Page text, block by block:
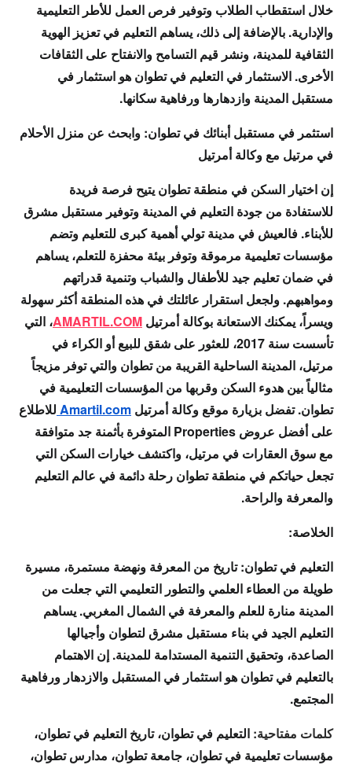
خلال استقطاب الطلاب وتوفير فرص العمل للأطر التعليمية
والإدارية. بالإضافة إلى ذلك، يساهم التعليم في تعزيز الهوية
الثقافية للمدينة، ونشر قيم التسامح والانفتاح على الثقافات
الأخرى. الاستثمار في التعليم في تطوان هو استثمار في
مستقبل المدينة وازدهارها ورفاهية سكانها.
استثمر في مستقبل أبنائك في تطوان: وابحث عن منزل الأحلام
في مرتيل مع وكالة أمرتيل
إن اختيار السكن في منطقة تطوان يتيح فرصة فريدة
للاستفادة من جودة التعليم في المدينة وتوفير مستقبل مشرق
للأبناء. فالعيش في مدينة تولي أهمية كبرى للتعليم وتضم
مؤسسات تعليمية مرموقة وتوفر بيئة محفزة للتعلم، يساهم
في ضمان تعليم جيد للأطفال والشباب وتنمية قدراتهم
ومواهبهم. ولجعل استقرار عائلتك في هذه المنطقة أكثر سهولة
ويسراً، يمكنك الاستعانة بوكالة أمرتيل AMARTIL.COM، التي
تأسست سنة 2017، للعثور على شقق للبيع أو الكراء في
مرتيل، المدينة الساحلية القريبة من تطوان والتي توفر مزيجاً
مثالياً بين هدوء السكن وقربها من المؤسسات التعليمية في
تطوان. تفضل بزيارة موقع وكالة أمرتيل Amartil.com للاطلاع
على أفضل عروض Properties المتوفرة بأثمنة جد متوافقة
مع سوق العقارات في مرتيل، واكتشف خيارات السكن التي
تجعل حياتكم في منطقة تطوان رحلة دائمة في عالم التعليم
والمعرفة والراحة.
الخلاصة:
التعليم في تطوان: تاريخ من المعرفة ونهضة مستمرة، مسيرة
طويلة من العطاء العلمي والتطور التعليمي التي جعلت من
المدينة منارة للعلم والمعرفة في الشمال المغربي. يساهم
التعليم الجيد في بناء مستقبل مشرق لتطوان وأجيالها
الصاعدة، وتحقيق التنمية المستدامة للمدينة. إن الاهتمام
بالتعليم في تطوان هو استثمار في المستقبل والازدهار ورفاهية
المجتمع.
كلمات مفتاحية: التعليم في تطوان، تاريخ التعليم في تطوان،
مؤسسات تعليمية في تطوان، جامعة تطوان، مدارس تطوان،